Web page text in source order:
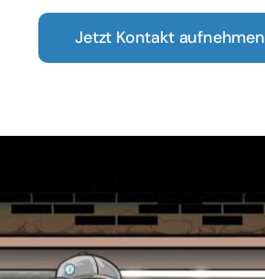
Jetzt Kontakt aufnehmen